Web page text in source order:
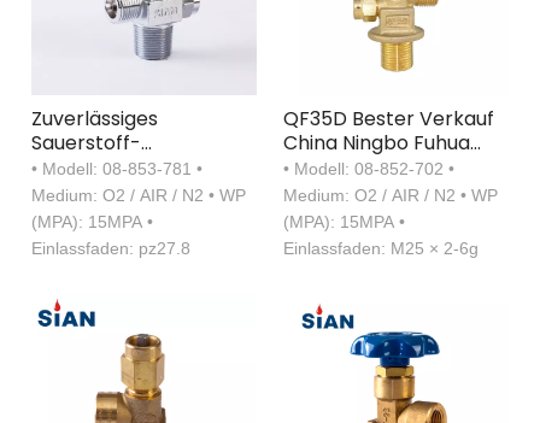
Zuverlässiges
Sauerstoff-
Gasflaschenventil mit
beweglicher Klappe
• Modell: 08-853-781 •
Medium: O2 / AIR / N2 • WP
(MPA): 15MPA •
Einlassfaden: pz27.8
QF35D Bester Verkauf
China Ningbo Fuhua
Ventilfabrik SiAN Marke
Industriegas O2 / Air /
N2 Zylinder Messing
Gasventil Axialtyp
• Modell: 08-852-702 •
Medium: O2 / AIR / N2 • WP
(MPA): 15MPA •
Einlassfaden: M25 × 2-6g